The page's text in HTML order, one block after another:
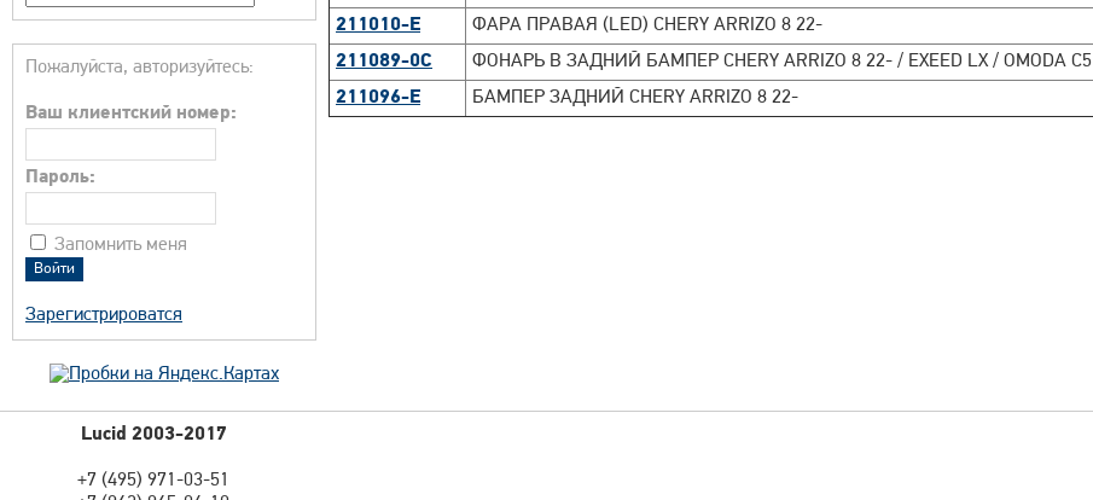
Пожалуйста, авторизуйтесь:
Ваш клиентский номер:
Пароль:
Запомнить меня
Зарегистрироватся
211010-E
ФАРА ПРАВАЯ (LED) CHERY ARRIZO 8 22-
211089-0C
ФОНАРЬ В ЗАДНИЙ БАМПЕР CHERY ARRIZO 8 22- / EXEED LX / OMODA C5
211096-E
БАМПЕР ЗАДНИЙ CHERY ARRIZO 8 22-
Lucid 2003-2017
+7 (495) 971-03-51